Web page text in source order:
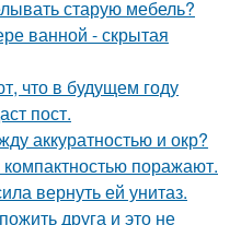
старую мебель?
ванной - скрытая
что в будущем году
пост.
аккуратностью и окр?
поражают.
вернуть ей унитаз.
друга и это не